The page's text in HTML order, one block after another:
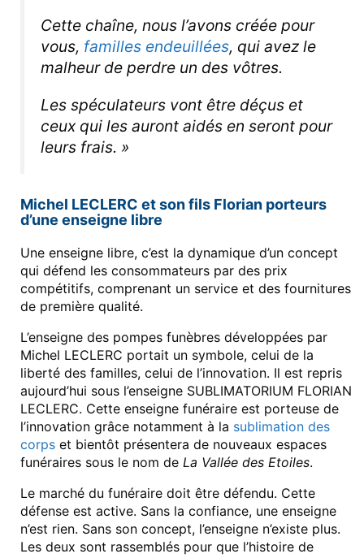
Cette chaîne, nous l’avons créée pour
vous, familles endeuillées, qui avez le
malheur de perdre un des vôtres.
Les spéculateurs vont être déçus et
ceux qui les auront aidés en seront pour
leurs frais. »
Michel LECLERC et son fils Florian porteurs
d’une enseigne libre
Une enseigne libre, c’est la dynamique d’un concept
qui défend les consommateurs par des prix
compétitifs, comprenant un service et des fournitures
de première qualité.
L’enseigne des pompes funèbres développées par
Michel LECLERC portait un symbole, celui de la
liberté des familles, celui de l’innovation. Il est repris
aujourd’hui sous l’enseigne SUBLIMATORIUM FLORIAN
LECLERC. Cette enseigne funéraire est porteuse de
l’innovation grâce notamment à la sublimation des
corps et bientôt présentera de nouveaux espaces
funéraires sous le nom de La Vallée des Etoiles.
Le marché du funéraire doit être défendu. Cette
défense est active. Sans la confiance, une enseigne
n’est rien. Sans son concept, l’enseigne n’existe plus.
Les deux sont rassemblés pour que l’histoire de